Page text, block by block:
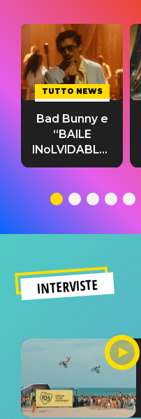
TUTTO NEWS
Bad Bunny e
“BAILE
INoLVIDABLE”:
testo,
significato
INTERVISTE